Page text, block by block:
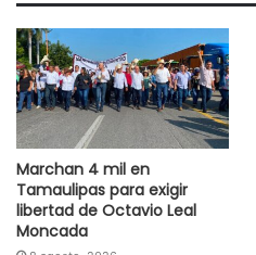
Marchan 4 mil en
Tamaulipas para exigir
libertad de Octavio Leal
Moncada